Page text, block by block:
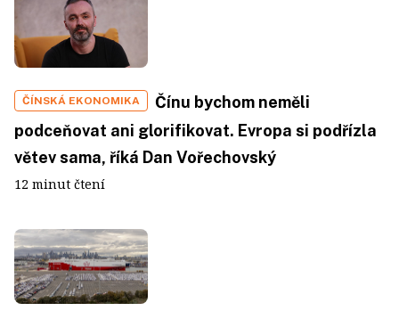
ČÍNSKÁ EKONOMIKA
Čínu bychom neměli
podceňovat ani glorifikovat. Evropa si podřízla
větev sama, říká Dan Vořechovský
12 minut čtení